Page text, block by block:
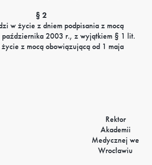
§ 2
w życie z dniem podpisania z mocą
2003 r., z wyjątkiem § 1 lit.
z mocą obowiązującą od 1 maja
Rektor
Akademii
Medycznej we
Wrocławiu